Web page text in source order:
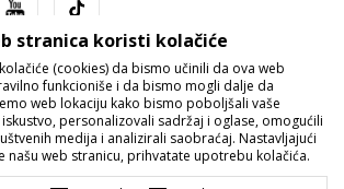
stranica koristi kolačiće
(cookies) da bismo učinili da ova web
funkcioniše i da bismo mogli dalje da
web lokaciju kako bismo poboljšali vaše
personalizovali sadržaj i oglase, omogućili
medija i analizirali saobraćaj. Nastavljajući
našu web stranicu, prihvatate upotrebu kolačića.